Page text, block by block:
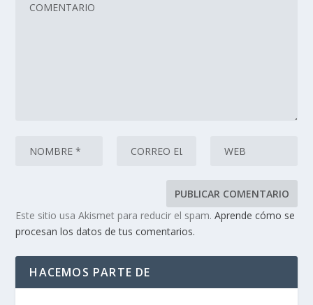
Este sitio usa Akismet para reducir el spam.Aprende cómo se
procesan los datos de tus comentarios.
HACEMOS PARTE DE